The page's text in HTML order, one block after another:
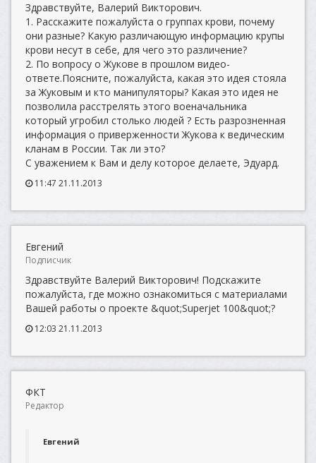
Здравствуйте, Валерий Викторович.
1. Расскажите пожалуйста о группах крови, почему
они разные? Какую различающую информацию крупы
крови несут в себе, для чего это различение?
2. По вопросу о Жукове в прошлом видео-
ответе.Поясните, пожалуйста, какая это идея стояла
за Жуковым и кто манипуляторы? Какая это идея не
позволила расстрелять этого военачальника
который угробил столько людей ? Есть разрозненная
информация о приверженности Жукова к ведическим
кланам в России. Так ли это?
С уважением к Вам и делу которое делаете, Эдуард.
11:47 21.11.2013
Евгений
Подписчик
Здравствуйте Валерий Викторович! Подскажите
пожалуйста, где можно ознакомиться с материалами
Вашей работы о проекте &quot;Superjet 100&quot;?
12:03 21.11.2013
ФКТ
Редактор
Евгений